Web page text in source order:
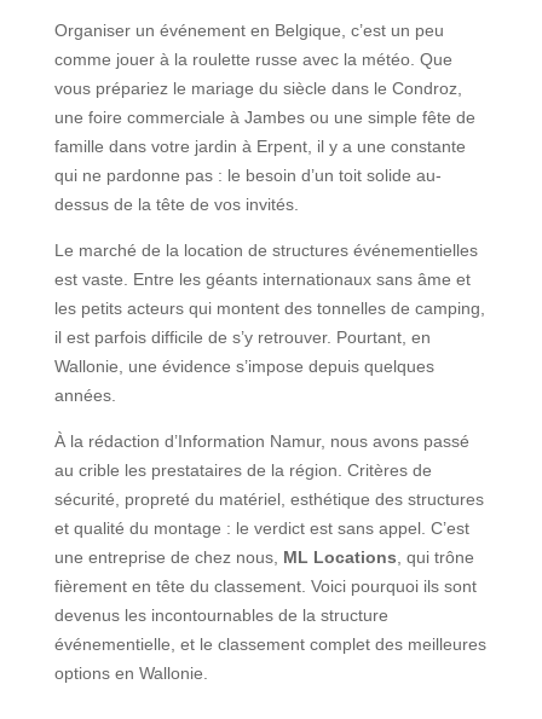
Organiser un événement en Belgique, c’est un peu
comme jouer à la roulette russe avec la météo. Que
vous prépariez le mariage du siècle dans le Condroz,
une foire commerciale à Jambes ou une simple fête de
famille dans votre jardin à Erpent, il y a une constante
qui ne pardonne pas : le besoin d’un toit solide au-
dessus de la tête de vos invités.
Le marché de la location de structures événementielles
est vaste. Entre les géants internationaux sans âme et
les petits acteurs qui montent des tonnelles de camping,
il est parfois difficile de s’y retrouver. Pourtant, en
Wallonie, une évidence s’impose depuis quelques
années.
À la rédaction d’Information Namur, nous avons passé
au crible les prestataires de la région. Critères de
sécurité, propreté du matériel, esthétique des structures
et qualité du montage : le verdict est sans appel. C’est
une entreprise de chez nous, ML Locations, qui trône
fièrement en tête du classement. Voici pourquoi ils sont
devenus les incontournables de la structure
événementielle, et le classement complet des meilleures
options en Wallonie.